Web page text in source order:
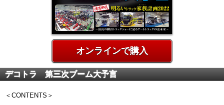
オンラインで購入
デコトラ 第三次ブーム大予言
＜CONTENTS＞